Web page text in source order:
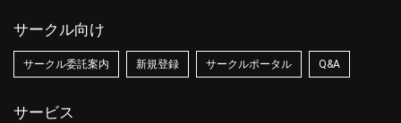
サークル向け
サークル委託案内 新規登録 サークルポータル Q&A
サービス